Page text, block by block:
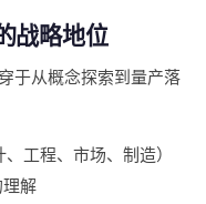
战略地位
于从概念探索到量产落
工程、市场、制造）
解